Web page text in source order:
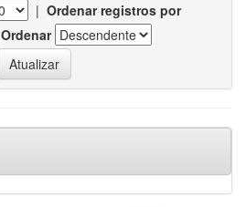
| Ordenar registros por
Ordenar